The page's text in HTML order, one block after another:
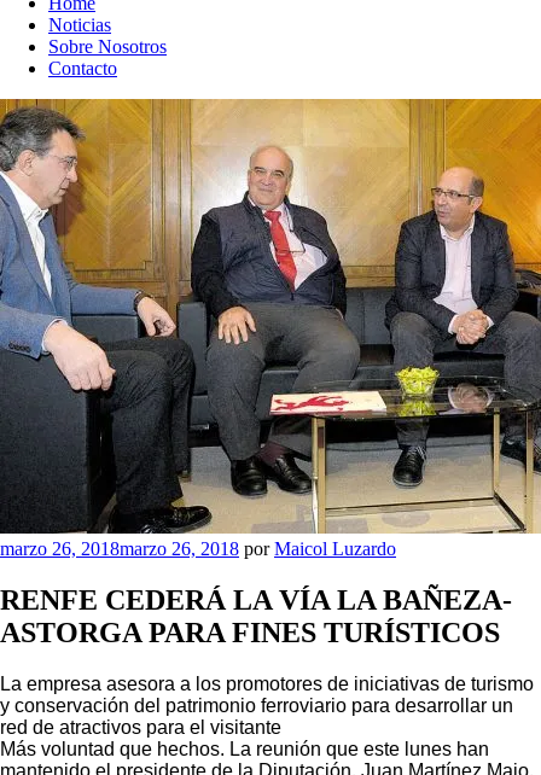
Noticias
Sobre Nosotros
Contacto
Publicado
marzo 26, 2018marzo 26, 2018 porMaicol Luzardo
RENFE CEDERÁ LA VÍA LA BAÑEZA-
ASTORGA PARA FINES TURÍSTICOS
La empresa asesora a los promotores de iniciativas de turismo
y conservación del patrimonio ferroviario para desarrollar un
red de atractivos para el visitante
Más voluntad que hechos. La reunión que este lunes han
mantenido el presidente de la Diputación, Juan Martínez Majo,